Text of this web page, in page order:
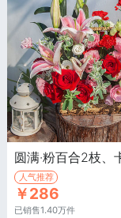
人气推荐
￥286
已销售1.40万件